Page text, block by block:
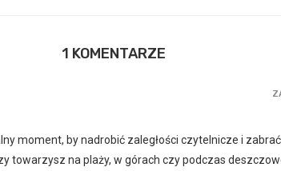
1 KOMENTARZE
moment, by nadrobić zaległości czytelnicze i
towarzysz na plaży, w górach czy podczas